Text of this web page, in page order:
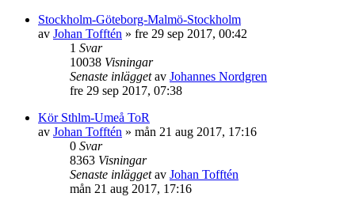
Stockholm-Göteborg-Malmö-Stockholm
av Johan Tofftén » fre 29 sep 2017, 00:42
1 Svar
10038 Visningar
Senaste inläggetav Johannes Nordgren
fre 29 sep 2017, 07:38
Kör Sthlm-Umeå ToR
av Johan Tofftén » mån 21 aug 2017, 17:16
0 Svar
8363 Visningar
Senaste inläggetav Johan Tofftén
mån 21 aug 2017, 17:16